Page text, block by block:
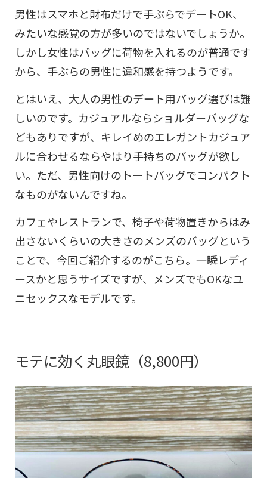
男性はスマホと財布だけで手ぶらでデートOK、
みたいな感覚の方が多いのではないでしょうか。
しかし女性はバッグに荷物を入れるのが普通です
から、手ぶらの男性に違和感を持つようです。
とはいえ、大人の男性のデート用バッグ選びは難
しいのです。カジュアルならショルダーバッグな
どもありですが、キレイめのエレガントカジュア
ルに合わせるならやはり手持ちのバッグが欲し
い。ただ、男性向けのトートバッグでコンパクト
なものがないんですね。
カフェやレストランで、椅子や荷物置きからはみ
出さないくらいの大きさのメンズのバッグという
ことで、今回ご紹介するのがこちら。一瞬レディ
ースかと思うサイズですが、メンズでもOKなユ
ニセックスなモデルです。
モテに効く丸眼鏡（8,800円）